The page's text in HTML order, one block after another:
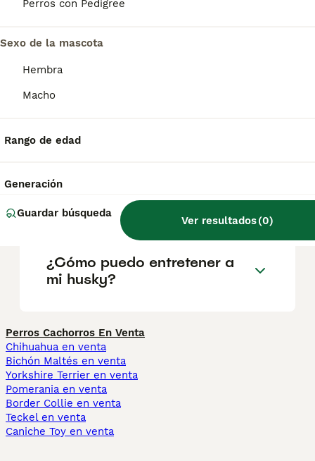
Perros con Pedigree
Sexo de la mascota
Hembra
Macho
Rango de edad
Generación
Guardar búsqueda
Ver resultados(0)
¿Cuáles son los 3 tipos de
¿Es un husky siberiano una
¿El husky es un perro feliz?
¿Cómo puedo entretener a
mi husky?
Perros Cachorros En Venta
Chihuahua en venta
Bichón Maltés en venta
Yorkshire Terrier en venta
Pomerania en venta
Border Collie en venta
Teckel en venta
Caniche Toy en venta